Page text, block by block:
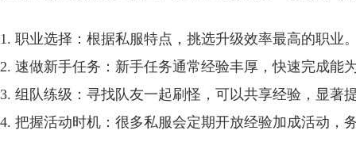
1. 职业选择：根据私服特点，挑选升级效率最高的职业
2. 速做新手任务：新手任务通常经验丰厚，快速完成能
3. 组队练级：寻找队友一起刷怪，可以共享经验，显著
4. 把握活动时机：很多私服会定期开放经验加成活动，